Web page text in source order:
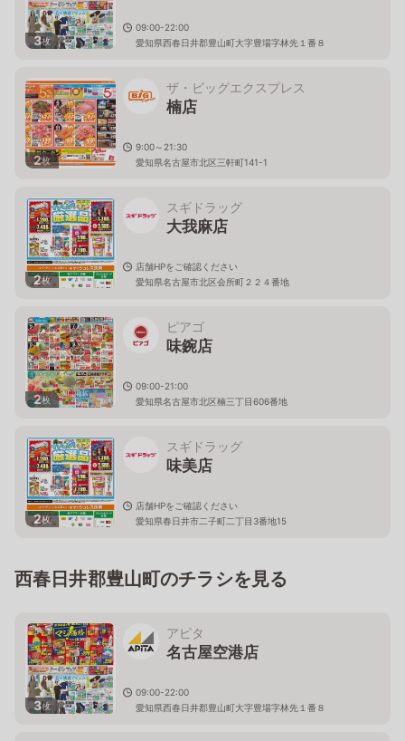
3枚
09:00-22:00
愛知県西春日井郡豊山町大字豊場字林先１番８
2枚
ザ・ビッグエクスプレス
楠店
9:00～21:30
愛知県名古屋市北区三軒町141-1
2枚
スギドラッグ
大我麻店
店舗HPをご確認ください
愛知県名古屋市北区会所町２２４番地
2枚
ピアゴ
味鋺店
09:00-21:00
愛知県名古屋市北区楠三丁目606番地
2枚
スギドラッグ
味美店
店舗HPをご確認ください
愛知県春日井市二子町二丁目3番地15
西春日井郡豊山町のチラシを見る
3枚
アピタ
名古屋空港店
09:00-22:00
愛知県西春日井郡豊山町大字豊場字林先１番８